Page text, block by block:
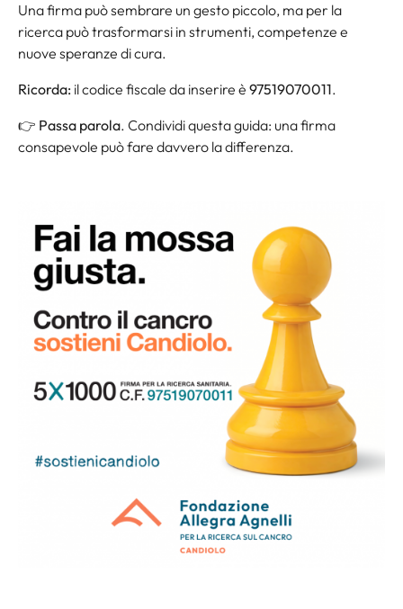
Una firma può sembrare un gesto piccolo, ma per la
ricerca può trasformarsi in strumenti, competenze e
nuove speranze di cura.
Ricorda: il codice fiscale da inserire è 97519070011.
👉 Passa parola. Condividi questa guida: una firma
consapevole può fare davvero la differenza.